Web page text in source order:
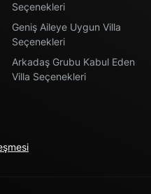
Seçenekleri
Geniş Aileye Uygun Villa
Seçenekleri
Arkadaş Grubu Kabul Eden
Villa Seçenekleri